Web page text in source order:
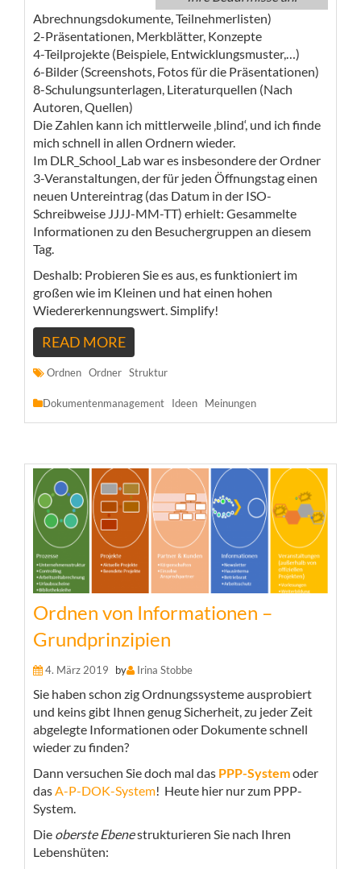
Abrechnungsdokumente, Teilnehmerlisten)
2-Präsentationen, Merkblätter, Konzepte
4-Teilprojekte (Beispiele, Entwicklungsmuster,…)
6-Bilder (Screenshots, Fotos für die Präsentationen)
8-Schulungsunterlagen, Literaturquellen (Nach
Autoren, Quellen)
Die Zahlen kann ich mittlerweile ‚blind‘, und ich finde
mich schnell in allen Ordnern wieder.
Im DLR_School_Lab war es insbesondere der Ordner
3-Veranstaltungen, der für jeden Öffnungstag einen
neuen Untereintrag (das Datum in der ISO-
Schreibweise JJJJ-MM-TT) erhielt: Gesammelte
Informationen zu den Besuchergruppen an diesem
Tag.
Deshalb: Probieren Sie es aus, es funktioniert im
großen wie im Kleinen und hat einen hohen
Wiedererkennungswert. Simplify!
READ MORE
Ordnen Ordner Struktur
Dokumentenmanagement Ideen Meinungen
Ordnen von Informationen –
Grundprinzipien
4. März 2019 by Irina Stobbe
Sie haben schon zig Ordnungssysteme ausprobiert
und keins gibt Ihnen genug Sicherheit, zu jeder Zeit
abgelegte Informationen oder Dokumente schnell
wieder zu finden?
Dann versuchen Sie doch mal das PPP-Systemoder
dasA-P-DOK​-System! Heute hier nur zum PPP-
System.
Die oberste Ebenestrukturieren Sie nach Ihren
Lebenshüten: